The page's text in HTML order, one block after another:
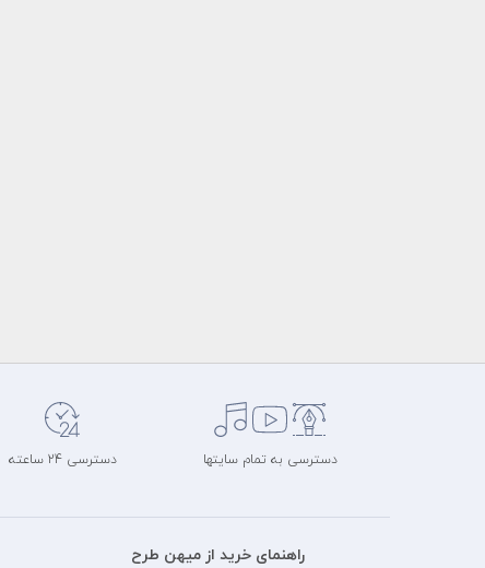
دسترسی به تمام سایتها دسترسی 24 ساعته
راهنمای خرید از میهن طرح